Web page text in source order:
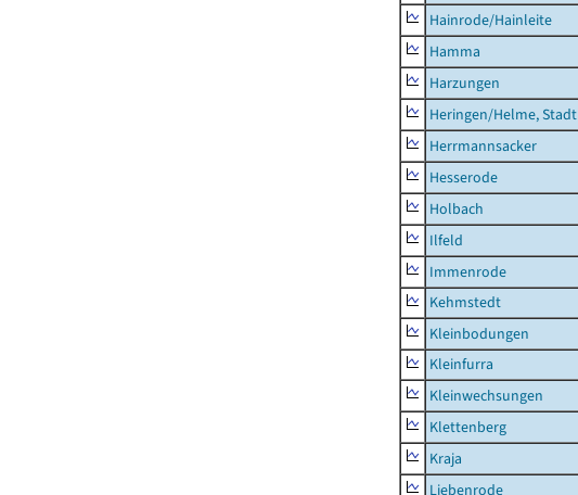
Hainrode/Hainleite
Hamma
Harzungen
Heringen/Helme, Stadt
Herrmannsacker
Hesserode
Holbach
Ilfeld
Immenrode
Kehmstedt
Kleinbodungen
Kleinfurra
Kleinwechsungen
Klettenberg
Kraja
Liebenrode